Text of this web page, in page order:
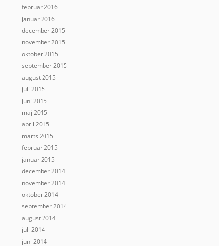
februar 2016
januar 2016
december 2015
november 2015
oktober 2015
september 2015
august 2015
juli 2015
juni 2015
maj 2015
april 2015
marts 2015
februar 2015
januar 2015
december 2014
november 2014
oktober 2014
september 2014
august 2014
juli 2014
juni 2014